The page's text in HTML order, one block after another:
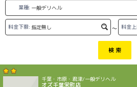
業種:
料金下限: ～ 料金
検 索
千葉・市原・君津/一般デリヘル
オズ千葉栄町店